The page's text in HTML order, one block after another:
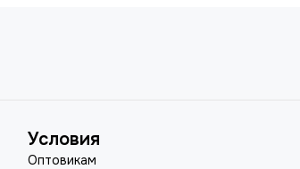
Условия
Оптовикам